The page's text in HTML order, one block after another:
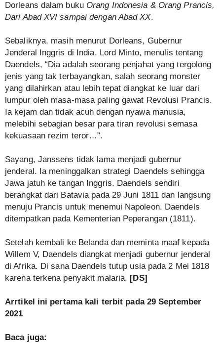
Dorleans dalam buku Orang Indonesia & Orang Prancis,
Dari Abad XVI sampai dengan Abad XX.
Sebaliknya, masih menurut Dorleans, Gubernur
Jenderal Inggris di India, Lord Minto, menulis tentang
Daendels, “Dia adalah seorang penjahat yang tergolong
jenis yang tak terbayangkan, salah seorang monster
yang dilahirkan atau lebih tepat diangkat ke luar dari
lumpur oleh masa-masa paling gawat Revolusi Prancis.
Ia kejam dan tidak acuh dengan nyawa manusia,
melebihi sebagian besar para tiran revolusi semasa
kekuasaan rezim teror…”.
Sayang, Janssens tidak lama menjadi gubernur
jenderal. Ia meninggalkan strategi Daendels sehingga
Jawa jatuh ke tangan Inggris. Daendels sendiri
berangkat dari Batavia pada 29 Juni 1811 dan langsung
menuju Prancis untuk menemui Napoleon. Daendels
ditempatkan pada Kementerian Peperangan (1811).
Setelah kembali ke Belanda dan meminta maaf kepada
Willem V, Daendels diangkat menjadi gubernur jenderal
di Afrika. Di sana Daendels tutup usia pada 2 Mei 1818
karena terkena penyakit malaria. [DS]
Arrtikel ini pertama kali terbit pada 29 September
2021
Baca juga: